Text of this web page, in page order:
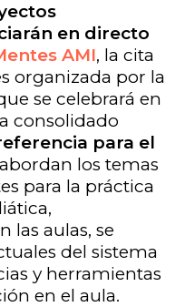
en directo
AMI, la cita
organizada por la
se celebrará en
consolidado
para el
los temas
para la práctica
las aulas, se
del sistema
y herramientas
en el aula.